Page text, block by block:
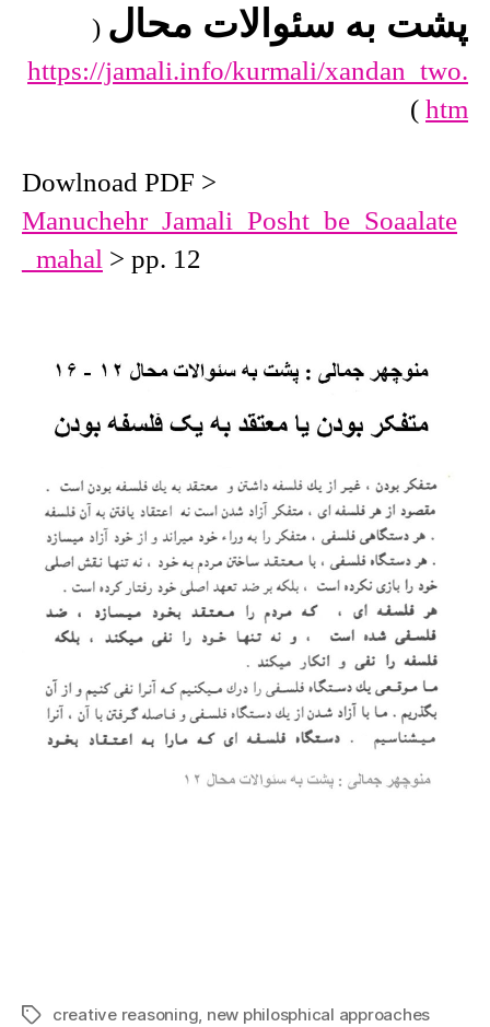
پشت به سئوالات محال (
https://jamali.info/kurmali/xandan_two.
htm
)
Dowlnoad PDF >
Manuchehr_Jamali_Posht_be_Soaalate
_mahal > pp. 12
Tagscreative reasoning, new philosphical approaches